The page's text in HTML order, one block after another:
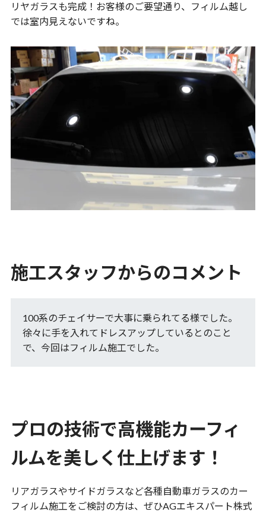
リヤガラスも完成！お客様のご要望通り、フィルム越し
では室内見えないですね。
施工スタッフからのコメント
100系のチェイサーで大事に乗られてる様でした。
徐々に手を入れてドレスアップしているとのこと
で、今回はフィルム施工でした。
プロの技術で高機能カーフィ
ルムを美しく仕上げます！
リアガラスやサイドガラスなど各種自動車ガラスのカー
フィルム施工をご検討の方は、ぜひAGエキスパート株式